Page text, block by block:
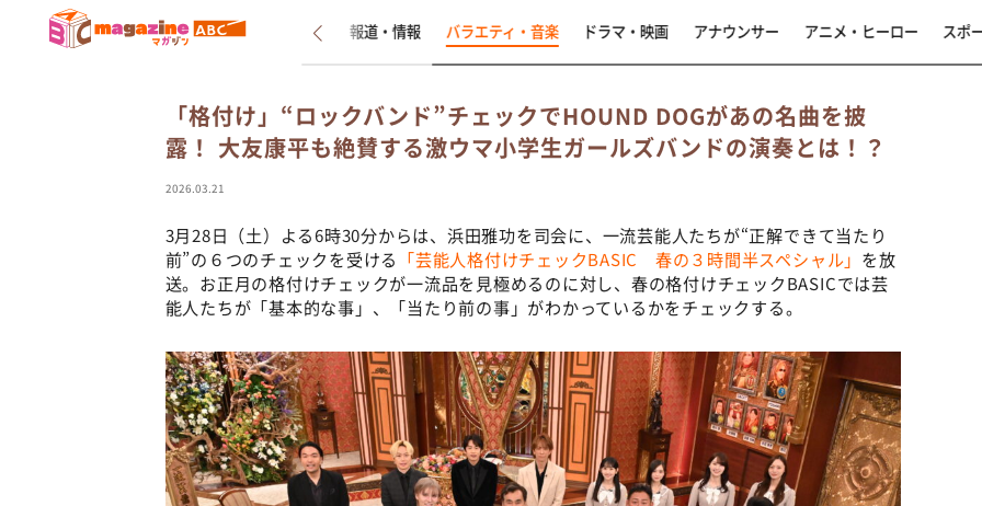
新着 インタビュー 報道・情報 バラエティ・音楽 ドラマ・映画 アナウンサー アニメ・ヒーロー スポ
「格付け」“ロックバンド”チェックでHOUND DOGがあの名曲を披
露！ 大友康平も絶賛する激ウマ小学生ガールズバンドの演奏とは！？
2026.03.21
3月28日（土）よる6時30分からは、浜田雅功を司会に、一流芸能人たちが“正解できて当たり
前”の６つのチェックを受ける 「芸能人格付けチェックBASIC 春の３時間半スペシャル」 を放
送。お正月の格付けチェックが一流品を見極めるのに対し、春の格付けチェックBASICでは芸
能人たちが「基本的な事」、「当たり前の事」がわかっているかをチェックする。